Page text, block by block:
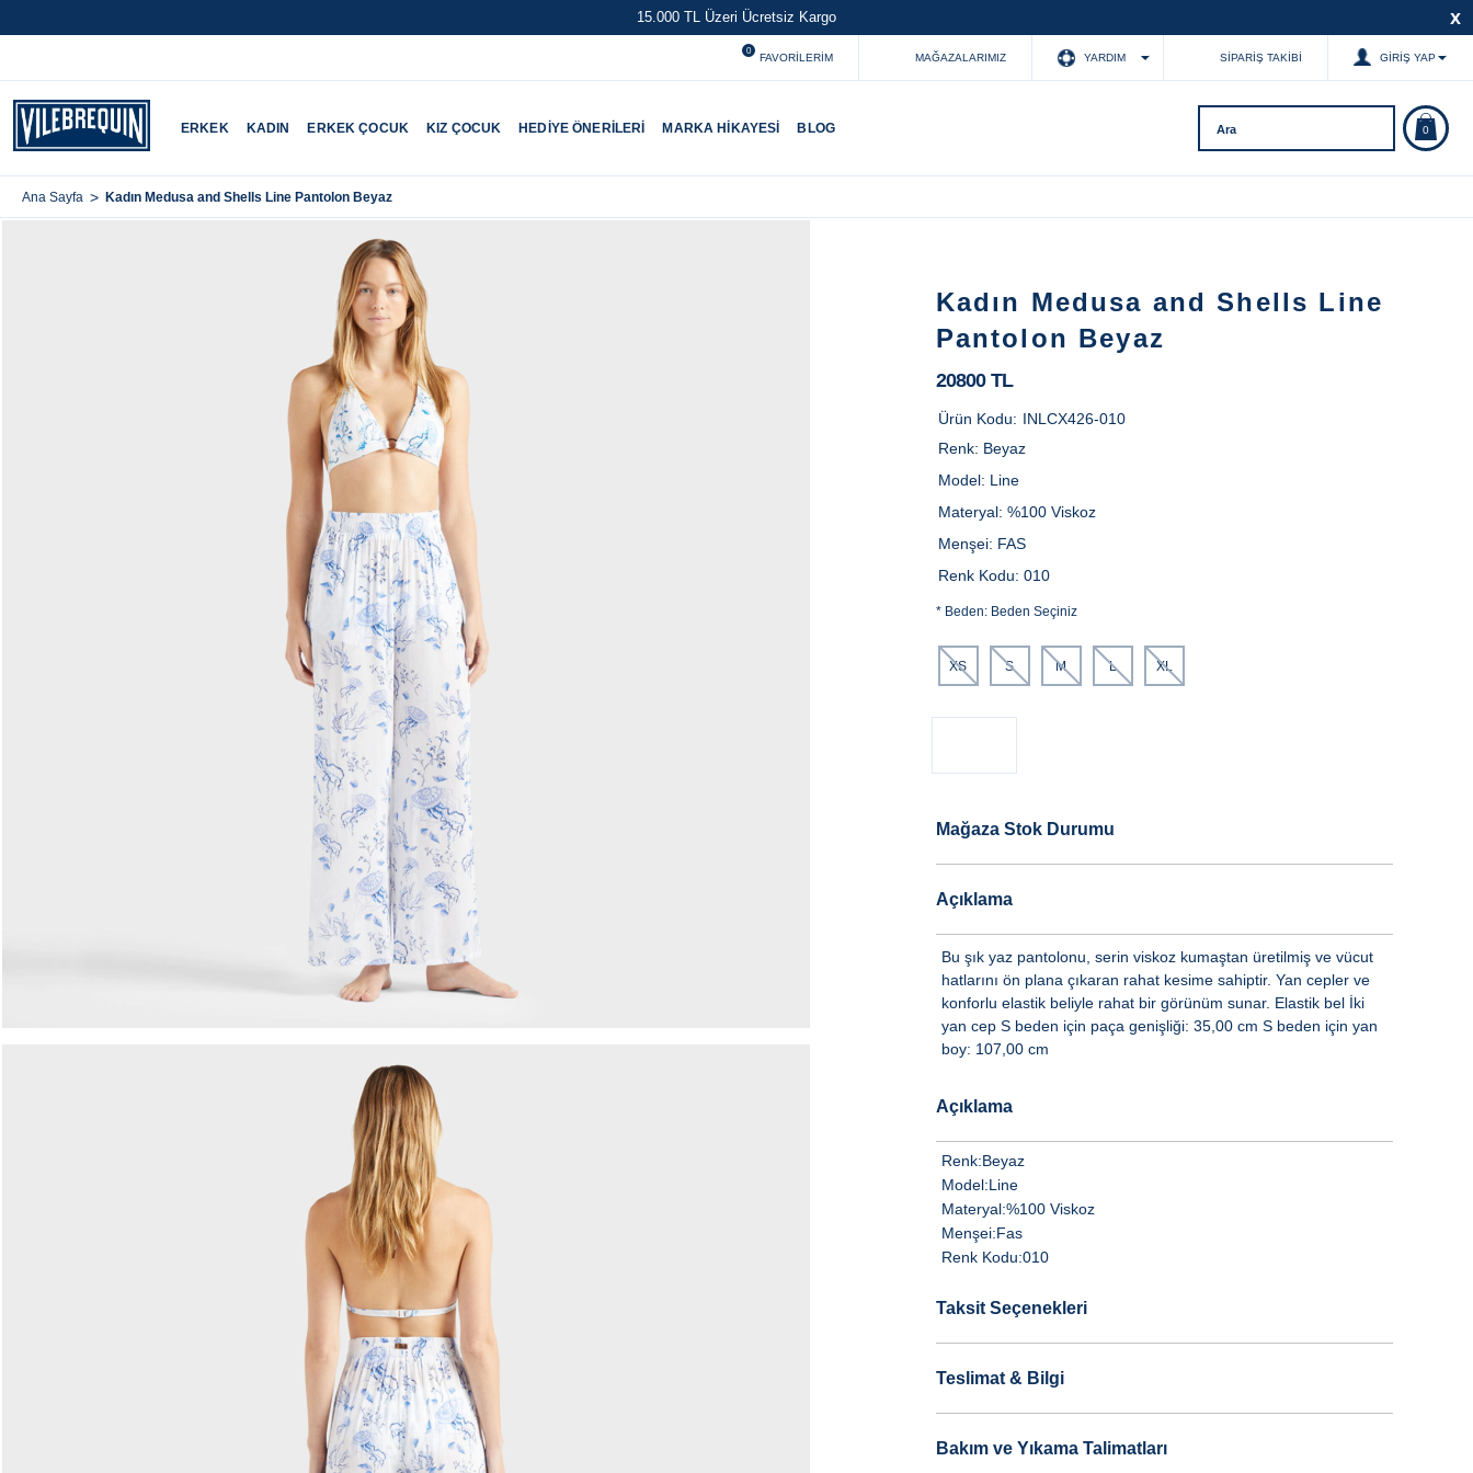
15.000 TL Üzeri Ücretsiz Kargo x
FAVORILERIM
0
MAĞAZALARIMIZ YARDIM SIPARIŞ TAKIBI GIRIŞ YAP
ERKEK KADIN ERKEK ÇOCUK KIZ ÇOCUK HEDIYE ÖNERILERI MARKA HIKAYESI BLOG 0
Ana Sayfa > Kadın Medusa and Shells Line Pantolon Beyaz
Kadın Medusa and Shells Line
Pantolon Beyaz
20800 TL
Ürün Kodu: INLCX426-010
Renk: Beyaz
Model: Line
Materyal:%100 Viskoz
Menşei: FAS
Renk Kodu:010
*Beden: Beden Seçiniz
XS S M L XL
Mağaza Stok Durumu
Açıklama
Bu şık yaz pantolonu, serin viskoz kumaştan üretilmiş ve vücut
hatlarını ön plana çıkaran rahat kesime sahiptir. Yan cepler ve
konforlu elastik beliyle rahat bir görünüm sunar. Elastik bel İki
yan cep S beden için paça genişliği: 35,00 cm S beden için yan
boy: 107,00 cm
Açıklama
Renk:Beyaz
Model:Line
Materyal:%100 Viskoz
Menşei:Fas
Renk Kodu:010
Taksit Seçenekleri
Teslimat & Bilgi
Bakım ve Yıkama Talimatları